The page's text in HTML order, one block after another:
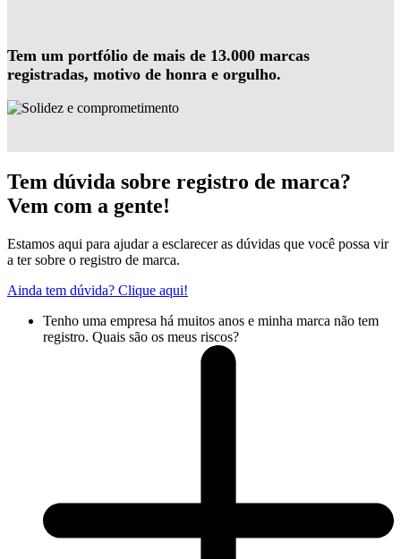
Tem um portfólio de mais de 13.000 marcas
registradas, motivo de honra e orgulho.
Tem dúvida sobre registro de marca?
Vem com a gente!
Estamos aqui para ajudar a esclarecer as dúvidas que você possa vir
a ter sobre o registro de marca.
Ainda tem dúvida? Clique aqui!
Tenho uma empresa há muitos anos e minha marca não tem
registro. Quais são os meus riscos?